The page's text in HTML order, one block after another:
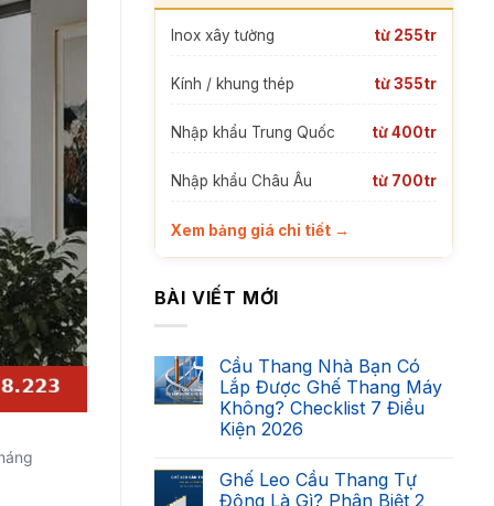
Inox xây tường từ 255tr
Kính / khung thép từ 355tr
Nhập khẩu Trung Quốc từ 400tr
Nhập khẩu Châu Âu từ 700tr
Xem bảng giá chi tiết →
BÀI VIẾT MỚI
Cầu Thang Nhà Bạn Có
Lắp Được Ghế Thang Máy
Không? Checklist 7 Điều
Kiện 2026
bình
luận
Ghế Leo Cầu Thang Tự
Động Là Gì? Phân Biệt 2